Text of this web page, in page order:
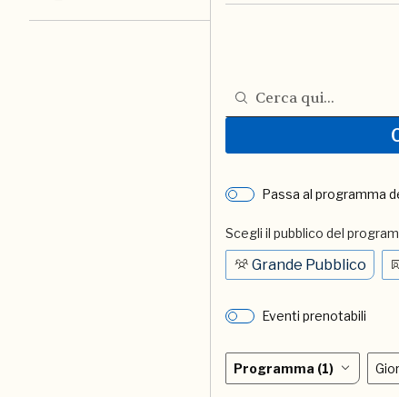
Cerca nel programma
Passa al programma
Scegli il pubblico del
Grande Pubblico
Eventi prenotabili
Programma (1)